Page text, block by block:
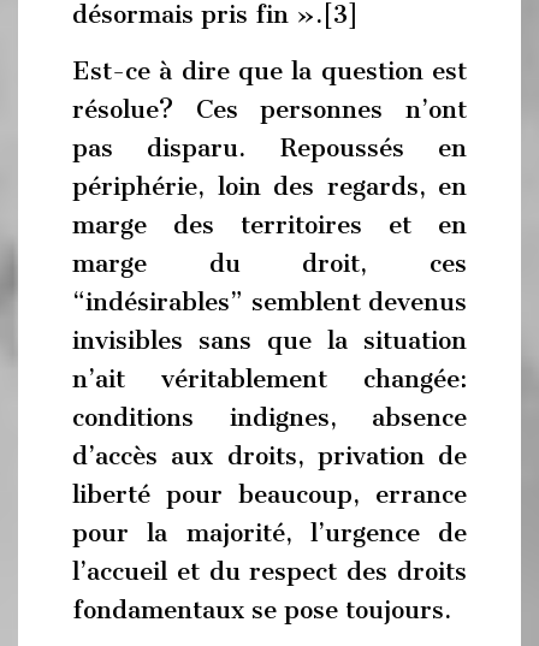
désormais pris fin ».[3]
Est-ce à dire que la question est
résolue? Ces personnes n’ont
pas disparu. Repoussés en
périphérie, loin des regards, en
marge des territoires et en
marge du droit, ces
“indésirables” semblent devenus
invisibles sans que la situation
n’ait véritablement changée:
conditions indignes, absence
d’accès aux droits, privation de
liberté pour beaucoup, errance
pour la majorité, l’urgence de
l’accueil et du respect des droits
fondamentaux se pose toujours.